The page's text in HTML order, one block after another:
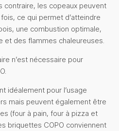
contraire, les copeaux peuvent
ce qui permet d’atteindre
une combustion optimale,
et des flammes chaleureuses.
n’est nécessaire pour
idéalement pour l’usage
mais peuvent également être
(four à pain, four à pizza et
briquettes COPO conviennent